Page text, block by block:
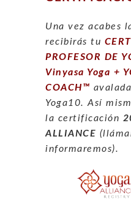
Una vez acabes
recibirás tu
PROFESOR DE
Vinyasa Yoga +
COACH™
Yoga10. Así
la certificación
ALLIANCE
informaremos).